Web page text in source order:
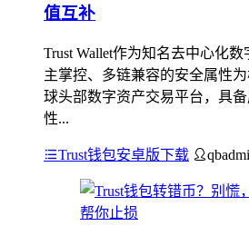
值互补
Trust Wallet作为知名去中心化
主掌控、多链兼容的安全属性
球头部数字资产交易平台，具
性...
Trust钱包安卓版下载